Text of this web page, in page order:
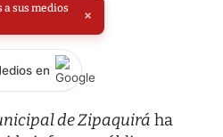
a sus medios
×
en
de Zipaquirá ha